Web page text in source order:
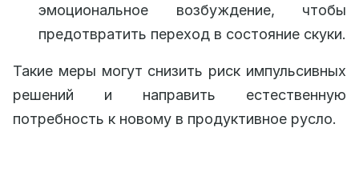
эмоциональное возбуждение, чтобы
предотвратить переход в состояние скуки.
Такие меры могут снизить риск импульсивных
решений и направить естественную
потребность к новому в продуктивное русло.